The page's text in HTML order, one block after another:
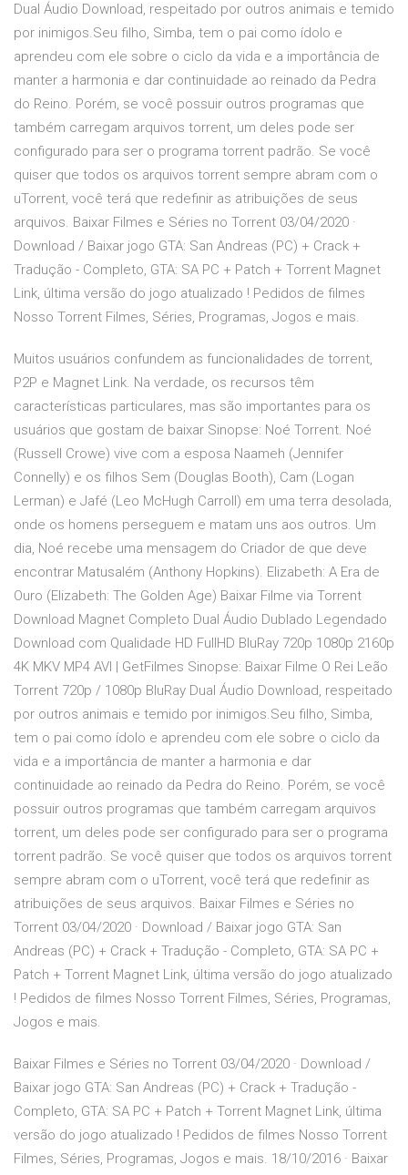
Dual Áudio Download, respeitado por outros animais e temido
por inimigos.Seu filho, Simba, tem o pai como ídolo e
aprendeu com ele sobre o ciclo da vida e a importância de
manter a harmonia e dar continuidade ao reinado da Pedra
do Reino. Porém, se você possuir outros programas que
também carregam arquivos torrent, um deles pode ser
configurado para ser o programa torrent padrão. Se você
quiser que todos os arquivos torrent sempre abram com o
uTorrent, você terá que redefinir as atribuições de seus
arquivos. Baixar Filmes e Séries no Torrent 03/04/2020 ·
Download / Baixar jogo GTA: San Andreas (PC) + Crack +
Tradução - Completo, GTA: SA PC + Patch + Torrent Magnet
Link, última versão do jogo atualizado ! Pedidos de filmes
Nosso Torrent Filmes, Séries, Programas, Jogos e mais.
Muitos usuários confundem as funcionalidades de torrent,
P2P e Magnet Link. Na verdade, os recursos têm
características particulares, mas são importantes para os
usuários que gostam de baixar Sinopse: Noé Torrent. Noé
(Russell Crowe) vive com a esposa Naameh (Jennifer
Connelly) e os filhos Sem (Douglas Booth), Cam (Logan
Lerman) e Jafé (Leo McHugh Carroll) em uma terra desolada,
onde os homens perseguem e matam uns aos outros. Um
dia, Noé recebe uma mensagem do Criador de que deve
encontrar Matusalém (Anthony Hopkins). Elizabeth: A Era de
Ouro (Elizabeth: The Golden Age) Baixar Filme via Torrent
Download Magnet Completo Dual Áudio Dublado Legendado
Download com Qualidade HD FullHD BluRay 720p 1080p 2160p
4K MKV MP4 AVI | GetFilmes Sinopse: Baixar Filme O Rei Leão
Torrent 720p / 1080p BluRay Dual Áudio Download, respeitado
por outros animais e temido por inimigos.Seu filho, Simba,
tem o pai como ídolo e aprendeu com ele sobre o ciclo da
vida e a importância de manter a harmonia e dar
continuidade ao reinado da Pedra do Reino. Porém, se você
possuir outros programas que também carregam arquivos
torrent, um deles pode ser configurado para ser o programa
torrent padrão. Se você quiser que todos os arquivos torrent
sempre abram com o uTorrent, você terá que redefinir as
atribuições de seus arquivos. Baixar Filmes e Séries no
Torrent 03/04/2020 · Download / Baixar jogo GTA: San
Andreas (PC) + Crack + Tradução - Completo, GTA: SA PC +
Patch + Torrent Magnet Link, última versão do jogo atualizado
! Pedidos de filmes Nosso Torrent Filmes, Séries, Programas,
Jogos e mais.
Baixar Filmes e Séries no Torrent 03/04/2020 · Download /
Baixar jogo GTA: San Andreas (PC) + Crack + Tradução -
Completo, GTA: SA PC + Patch + Torrent Magnet Link, última
versão do jogo atualizado ! Pedidos de filmes Nosso Torrent
Filmes, Séries, Programas, Jogos e mais. 18/10/2016 · Baixar